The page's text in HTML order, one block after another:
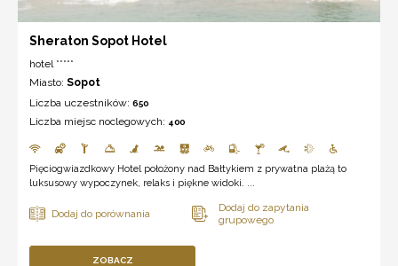
Sheraton Sopot Hotel
hotel *****
Miasto: Sopot
Liczba uczestników: 650
Liczba miejsc noclegowych: 400
Pięciogwiazdkowy Hotel położony nad Bałtykiem z prywatna plażą to
luksusowy wypoczynek, relaks i piękne widoki. ...
ZOBACZ